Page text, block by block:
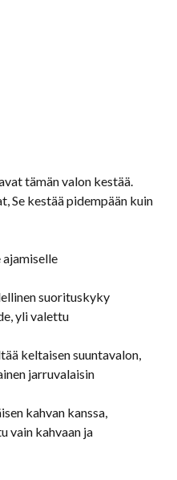
tämän valon kestää.
Se kestää pidempään kuin
suorituskyky
yli valettu
keltaisen suuntavalon,
jarruvalaisin
kahvan kanssa,
vain kahvaan ja